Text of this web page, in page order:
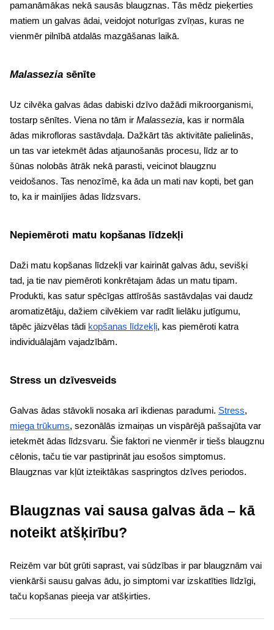
pamanāmākas nekā sausās blaugznas. Tās mēdz pieķerties
matiem un galvas ādai, veidojot noturīgas zvīņas, kuras ne
vienmēr pilnībā atdalās mazgāšanas laikā.
Malassezia sēnīte
Uz cilvēka galvas ādas dabiski dzīvo dažādi mikroorganismi,
tostarp sēnītes. Viena no tām ir Malassezia, kas ir normāla
ādas mikrofloras sastāvdaļa. Dažkārt tās aktivitāte palielinās,
un tas var ietekmēt ādas atjaunošanās procesu, līdz ar to
šūnas nolobās ātrāk nekā parasti, veicinot blaugznu
veidošanos. Tas nenozīmē, ka āda un mati nav kopti, bet gan
to, ka ir mainījies ādas līdzsvars.
Nepiemēroti matu kopšanas līdzekļi
Daži matu kopšanas līdzekļi var kairināt galvas ādu, sevišķi
tad, ja tie nav piemēroti konkrētajam ādas un matu tipam.
Produkti, kas satur spēcīgas attīrošās sastāvdaļas vai daudz
aromatizētāju, dažiem cilvēkiem var radīt lielāku jutīgumu,
tāpēc jāizvēlas tādi kopšanas līdzekļi, kas piemēroti katra
individuālajām vajadzībām.
Stress un dzīvesveids
Galvas ādas stāvokli nosaka arī ikdienas paradumi. Stress,
miega trūkums, sezonālās izmaiņas un vispārējā pašsajūta var
ietekmēt ādas līdzsvaru. Šie faktori ne vienmēr ir tiešs blaugznu
cēlonis, taču tie var pastiprināt jau esošos simptomus.
Blaugznas var kļūt izteiktākas saspringtos dzīves periodos.
Blaugznas vai sausa galvas āda – kā
noteikt atšķirību?
Reizēm var būt grūti saprast, vai sūdzības ir par blaugznām vai
vienkārši sausu galvas ādu, jo simptomi var izskatīties līdzīgi,
taču kopšanas pieeja var atšķirties.